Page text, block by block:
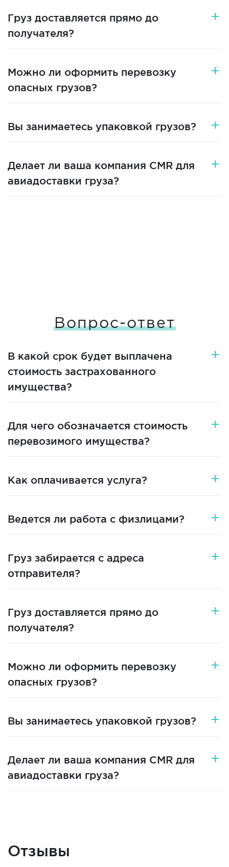
Груз доставляется прямо до
получателя?
Можно ли оформить перевозку
опасных грузов?
Вы занимаетесь упаковкой грузов?
Делает ли ваша компания CMR для
авиадоставки груза?
Вопрос-ответ
В какой срок будет выплачена
стоимость застрахованного
имущества?
Для чего обозначается стоимость
перевозимого имущества?
Как оплачивается услуга?
Ведется ли работа с физлицами?
Груз забирается с адреса
отправителя?
Груз доставляется прямо до
получателя?
Можно ли оформить перевозку
опасных грузов?
Вы занимаетесь упаковкой грузов?
Делает ли ваша компания CMR для
авиадоставки груза?
Отзывы